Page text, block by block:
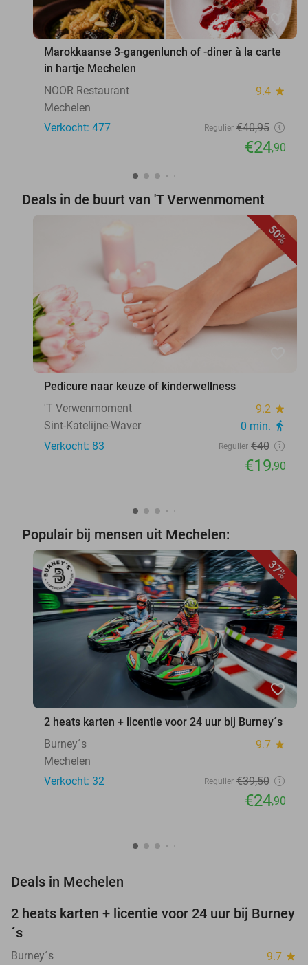
favorite_border
Marokkaanse 3-gangenlunch of -diner à la carte
in hartje Mechelen
NOOR Restaurant
9.4 star
Mechelen
Verkocht: 477
Regulier €40,95
€24,90
Deals in de buurt van 'T Verwenmoment
50%
Pedicure naar keuze of kinderwellness
'T Verwenmoment
9.2 star
Sint-Katelijne-Waver 0 min. directions_walk
Verkocht: 83 Regulier €40
€19,90
Populair bij mensen uit Mechelen:
37%
favorite_border
2 heats karten + licentie voor 24 uur bij Burney´s
Burney´s
9.7 star
Mechelen
Verkocht: 32
Regulier €39,50
€24,90
Deals in Mechelen
37%
2 heats karten + licentie voor 24 uur bij Burney
´s
Burney´s 9.7 star